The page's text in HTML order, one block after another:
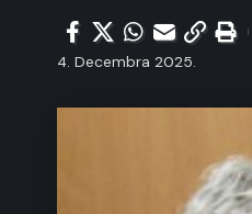
4. Decembra 2025.